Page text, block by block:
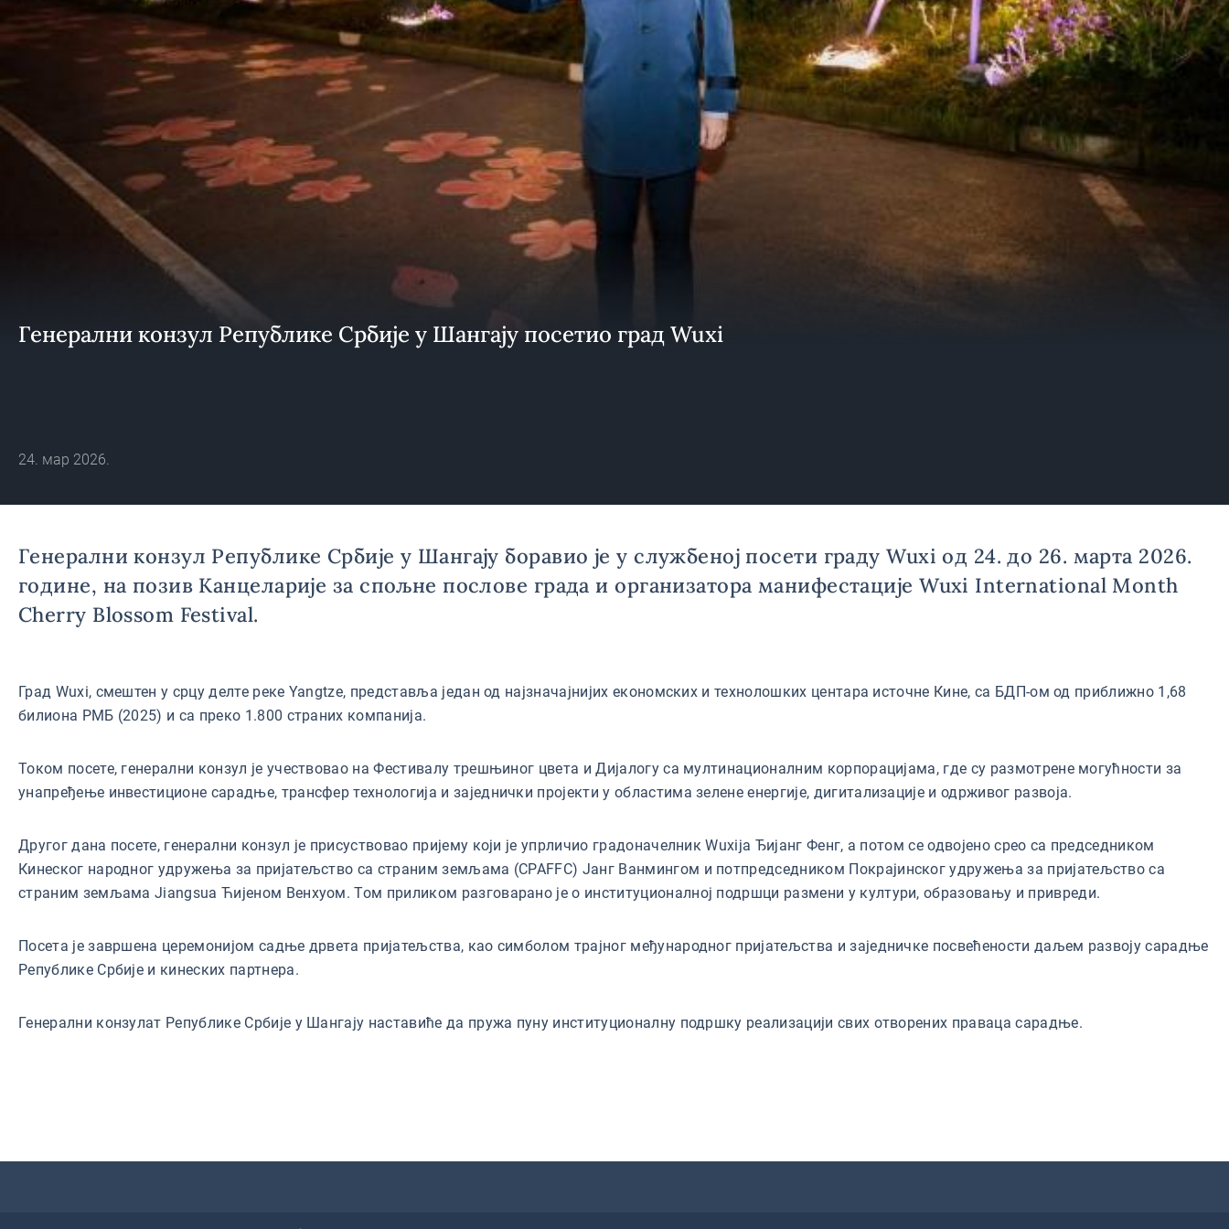
Генерални конзул Републике Србије у Шангају посетио град Wuxi
24. мар 2026.
Генерални конзул Републике Србије у Шангају боравио је у службеној посети граду Wuxi од 24. до 26. марта 2026.
године, на позив Канцеларије за спољне послове града и организатора манифестације Wuxi International Month
Cherry Blossom Festival.
Град Wuxi, смештен у срцу делте реке Yangtze, представља један од најзначајнијих економских и технолошких центара источне Кине, са БДП-ом од приближно 1,68
билиона РМБ (2025) и са преко 1.800 страних компанија.
Током посете, генерални конзул је учествовао на Фестивалу трешњиног цвета и Дијалогу са мултинационалним корпорацијама, где су размотрене могућности за
унапређење инвестиционе сарадње, трансфер технологија и заједнички пројекти у областима зелене енергије, дигитализације и одрживог развоја.
Другог дана посете, генерални конзул је присуствовао пријему који је упрличио градоначелник Wuxija Ђијанг Фенг, а потом се одвојено срео са председником
Кинеског народног удружења за пријатељство са страним земљама (CPAFFC) Јанг Ванмингом и потпредседником Покрајинског удружења за пријатељство са
страним земљама Jiangsuа Ћијеном Венхуом. Том приликом разговарано је о институционалној подршци размени у култури, образовању и привреди.
Посета је завршена церемонијом садње дрвета пријатељства, као симболом трајног међународног пријатељства и заједничке посвећености даљем развоју сарадње
Републике Србије и кинеских партнера.
Генерални конзулат Републике Србије у Шангају наставиће да пружа пуну институционалну подршку реализацији свих отворених праваца сарадње.